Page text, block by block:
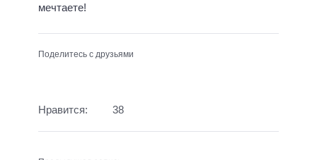
мечтаете!
Поделитесь с друзьями
Нравится: 38